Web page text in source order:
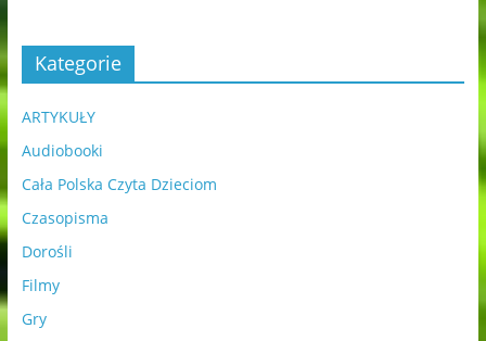
Kategorie
ARTYKUŁY
Audiobooki
Cała Polska Czyta Dzieciom
Czasopisma
Dorośli
Filmy
Gry